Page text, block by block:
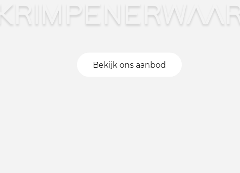
Bekijk ons aanbod